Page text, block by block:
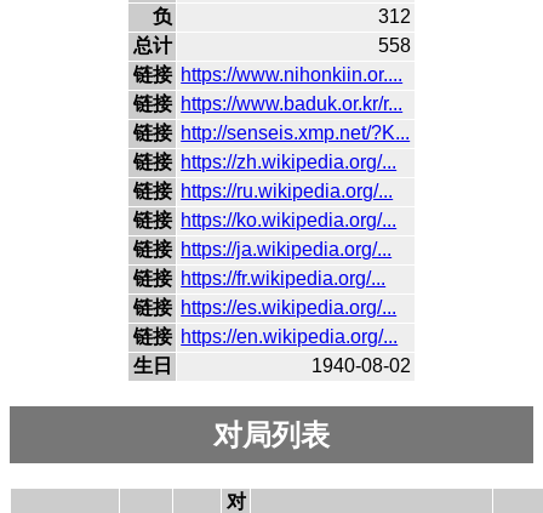
负
312
总计
558
链接 https://www.nihonkiin.or....
链接 https://www.baduk.or.kr/r...
链接 http://senseis.xmp.net/?K...
链接 https://zh.wikipedia.org/...
链接 https://ru.wikipedia.org/...
链接 https://ko.wikipedia.org/...
链接 https://ja.wikipedia.org/...
链接 https://fr.wikipedia.org/...
链接 https://es.wikipedia.org/...
链接 https://en.wikipedia.org/...
生日
1940-08-02
对局列表
对